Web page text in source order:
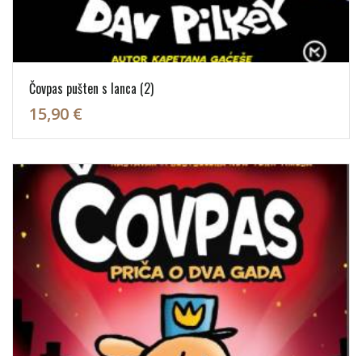
Čovpas pušten s lanca (2)
15,90 €